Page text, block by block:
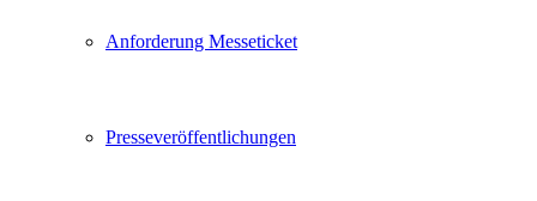
Anforderung Messeticket
Presseveröffentlichungen